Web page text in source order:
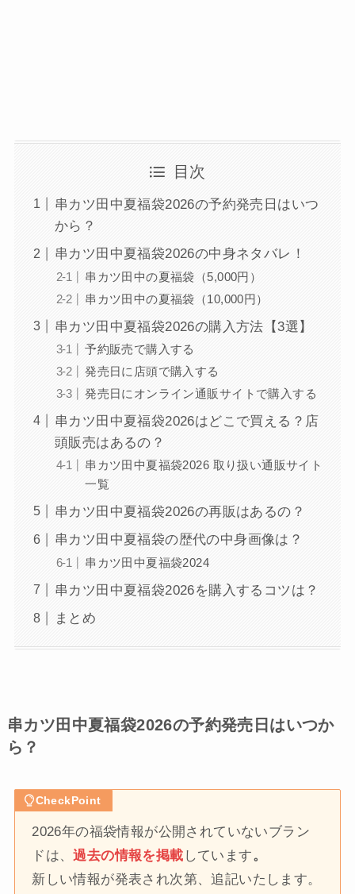
目次
串カツ田中夏福袋2026の予約発売日はいつ
から？
串カツ田中夏福袋2026の中身ネタバレ！
串カツ田中の夏福袋（5,000円）
串カツ田中の夏福袋（10,000円）
串カツ田中夏福袋2026の購入方法【3選】
予約販売で購入する
発売日に店頭で購入する
発売日にオンライン通販サイトで購入する
串カツ田中夏福袋2026はどこで買える？店
頭販売はあるの？
串カツ田中夏福袋2026 取り扱い通販サイト
一覧
串カツ田中夏福袋2026の再販はあるの？
串カツ田中夏福袋の歴代の中身画像は？
串カツ田中夏福袋2024
串カツ田中夏福袋2026を購入するコツは？
まとめ
串カツ田中夏福袋2026の予約発売日はいつか
ら？
CheckPoint
2026年の福袋情報が公開されていないブラン
ドは、過去の情報を掲載 しています。
新しい情報が発表され次第、追記いたします。